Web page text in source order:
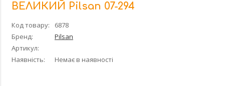
ВЕЛИКИЙ Pilsan 07-294
Код товару:
6878
Бренд:
Pilsan
Артикул:
Наявність:
Немає в наявності